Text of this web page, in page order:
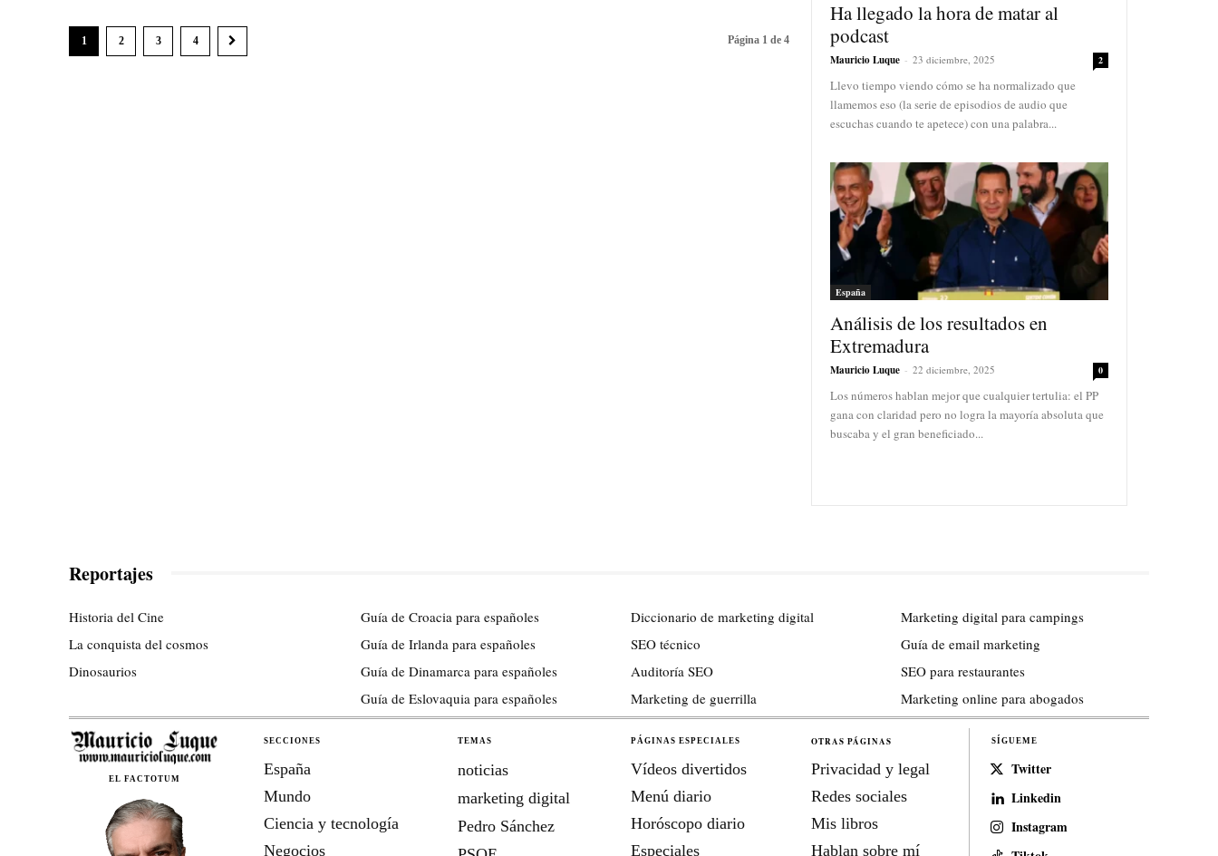
1 2 3 4 Página 1 de 4
Ha llegado la hora de matar al
podcast
Mauricio Luque - 23 diciembre, 2025 2
Llevo tiempo viendo cómo se ha normalizado que
llamemos eso (la serie de episodios de audio que
escuchas cuando te apetece) con una palabra...
España
Análisis de los resultados en
Extremadura
Mauricio Luque - 22 diciembre, 2025 0
Los números hablan mejor que cualquier tertulia: el PP
gana con claridad pero no logra la mayoría absoluta que
buscaba y el gran beneficiado...
Reportajes
Historia del Cine
La conquista del cosmos
Dinosaurios
Guía de Croacia para españoles
Guía de Irlanda para españoles
Guía de Dinamarca para españoles
Guía de Eslovaquia para españoles
Diccionario de marketing digital
SEO técnico
Auditoría SEO
Marketing de guerrilla
Marketing digital para campings
Guía de email marketing
SEO para restaurantes
Marketing online para abogados
EL FACTOTUM
SECCIONES
España
Mundo
Ciencia y tecnología
Negocios
TEMAS
noticias
marketing digital
Pedro Sánchez
PÁGINAS ESPECIALES
Vídeos divertidos
Menú diario
Horóscopo diario
Especiales
OTRAS PÁGINAS
Privacidad y legal
Redes sociales
Mis libros
Hablan sobre mí
SÍGUEME
Twitter
Linkedin
Instagram